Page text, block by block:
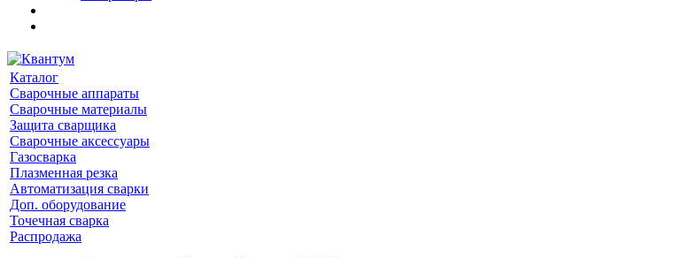
Каталог
Сварочные аппараты
Сварочные материалы
Защита сварщика
Сварочные аксессуары
Газосварка
Плазменная резка
Автоматизация сварки
Доп. оборудование
Точечная сварка
Распродажа